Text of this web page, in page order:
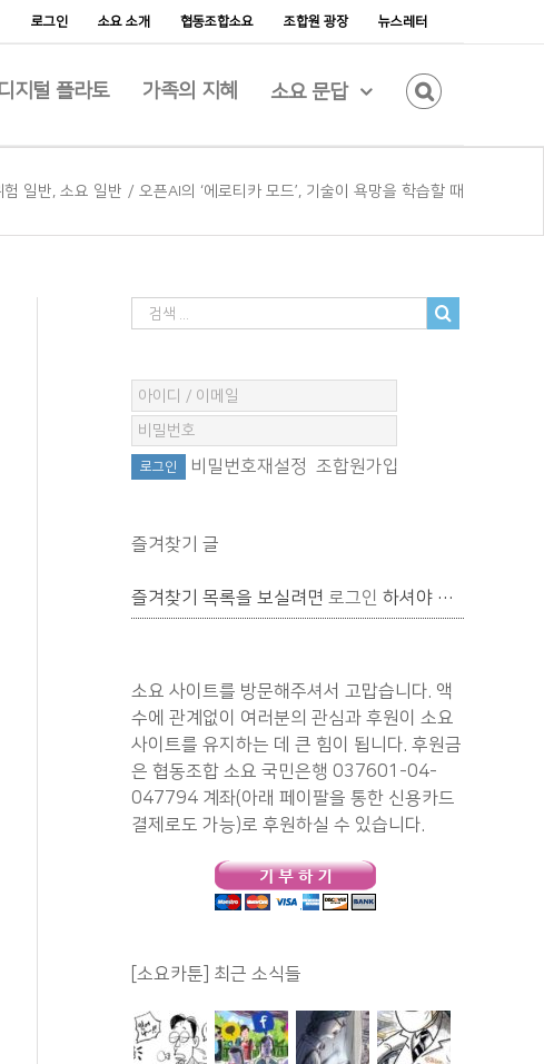
로그인 소요 소개 협동조합소요 조합원 광장 뉴스레터
디지털 플라토 가족의 지혜 소요 문답
험 일반, 소요 일반 / 오픈AI의 ‘에로티카 모드’, 기술이 욕망을 학습할 때
비밀번호재설정 조합원가입
즐겨찾기 글
즐겨찾기 목록을 보실려면 로그인 하셔야 합니다.
소요 사이트를 방문해주셔서 고맙습니다. 액
수에 관계없이 여러분의 관심과 후원이 소요
사이트를 유지하는 데 큰 힘이 됩니다. 후원금
은 협동조합 소요 국민은행 037601-04-
047794 계좌(아래 페이팔을 통한 신용카드
결제로도 가능)로 후원하실 수 있습니다.
[소요카툰] 최근 소식들